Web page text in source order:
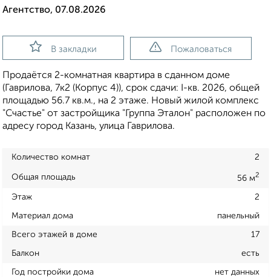
Агентство, 07.08.2026
В закладки Пожаловаться
Продаётся 2-комнатная квартира в сданном доме
(Гаврилова, 7к2 (Корпус 4)), срок сдачи: I-кв. 2026, общей
площадью 56.7 кв.м., на 2 этаже. Новый жилой комплекс
"Счастье" от застройщика "Группа Эталон" расположен по
адресу город Казань, улица Гаврилова.
Количество комнат 2
Общая площадь 56 м2
Этаж 2
Материал дома панельный
Всего этажей в доме 17
Балкон есть
Год постройки дома нет данных